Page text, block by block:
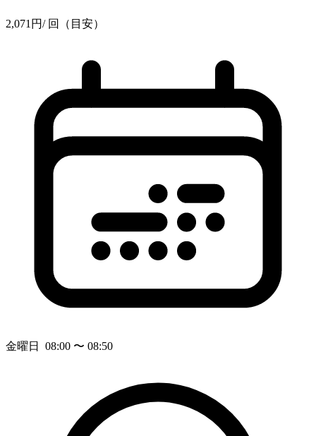
2,071 円/ 回（目安）
金曜日 08:00 〜 08:50